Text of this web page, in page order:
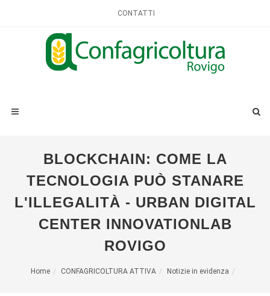
CONTATTI
BLOCKCHAIN: COME LA
TECNOLOGIA PUÒ STANARE
L'ILLEGALITÀ - URBAN DIGITAL
CENTER INNOVATIONLAB
ROVIGO
Home CONFAGRICOLTURA ATTIVA Notizie in evidenza